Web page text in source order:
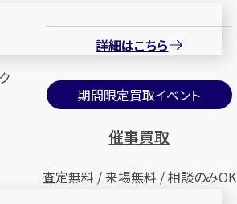
詳細はこちら
期間限定買取イベント
催事買取
査定無料 / 来場無料 / 相談のみOK